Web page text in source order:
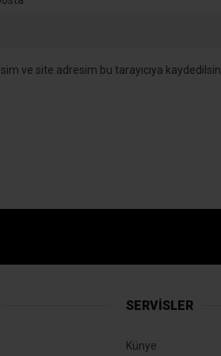
ve site adresim bu tarayıcıya kaydedilsin.
SERVİSLER
Künye